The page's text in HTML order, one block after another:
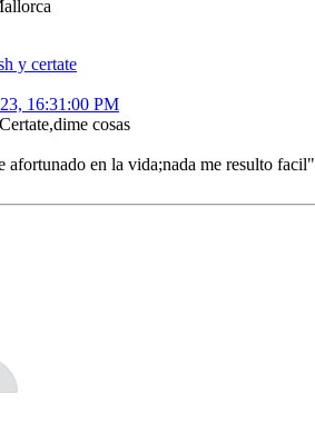
y certate
16:31:00 PM
cosas
afortunado en la vida;nada me resulto facil"